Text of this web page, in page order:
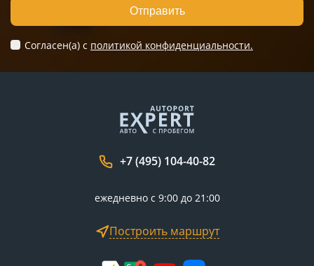
Отправить
Согласен(а) c политикой конфиденциальности.
+7 (495) 104-40-82
ежедневно с 9:00 до 21:00
Построить маршрут